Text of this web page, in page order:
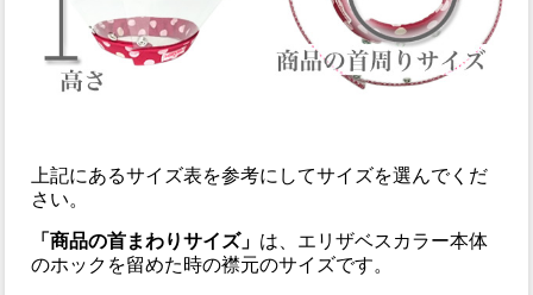
上記にあるサイズ表を参考にしてサイズを選んでくだ
さい。
「商品の首まわりサイズ」 は、エリザベスカラー本体
のホックを留めた時の襟元のサイズです。